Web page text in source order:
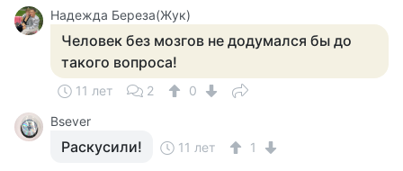
Надежда Береза(Жук)
Человек без мозгов не додумался бы до
такого вопроса!
11 лет 2
0
Bsever
Раскусили! 11 лет 1